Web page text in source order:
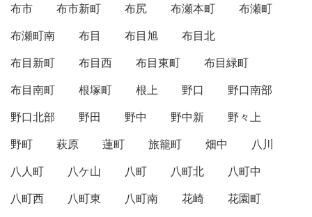
布市
布市新町 布尻 布瀬本町
布瀬町
布瀬町南
布目 布目旭
布目北
布目新町
布目西 布目東町
布目緑町
布目南町
根塚町 根上 野口
野口南部
野口北部
野田 野中 野中新
野々上
野町
萩原 蓮町 旅籠町 畑中
八川
八人町
八ケ山 八町 八町北
八町中
八町西
八町東 八町南 花崎
花園町